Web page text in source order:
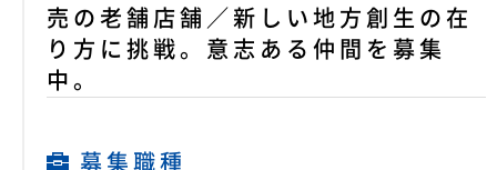
売の老舗店舗／新しい地方創生の在
り方に挑戦。意志ある仲間を募集
中。
募集職種